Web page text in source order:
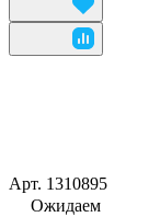
Арт. 1310895
Ожидаем